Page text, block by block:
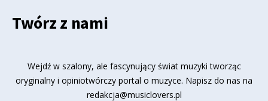
Twórz z nami
Wejdź w szalony, ale fascynujący świat muzyki tworząc
oryginalny i opiniotwórczy portal o muzyce. Napisz do nas na
redakcja@musiclovers.pl